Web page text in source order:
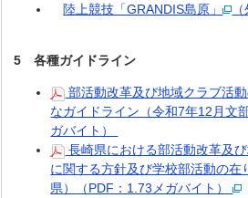
陸上競技「GRANDIS島原」
5 各種ガイドライン
部活動改革及び地域クラブ活
なガイドライン（令和7年12月文
ガバイト）
長崎県における部活動改革及
に関する方針及び学校部活動の在
県）（PDF：1.73メガバイト）